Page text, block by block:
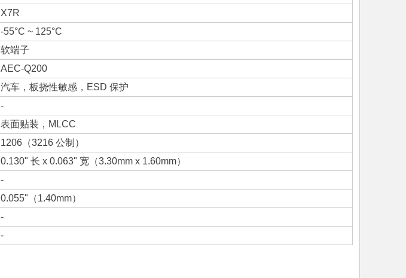
X7R
-55°C ~ 125°C
软端子
AEC-Q200
汽车，板挠性敏感，ESD 保护
-
表面贴装，MLCC
1206（3216 公制）
0.130" 长 x 0.063" 宽（3.30mm x 1.60mm）
-
0.055"（1.40mm）
-
-